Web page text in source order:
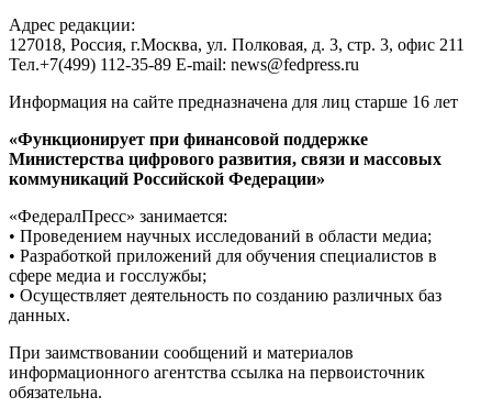
Адрес редакции:
127018, Россия, г.Москва, ул. Полковая, д. 3, стр. 3, офис 211
Тел.+7(499) 112-35-89 E-mail: news@fedpress.ru
Информация на сайте предназначена для лиц старше 16 лет
«Функционирует при финансовой поддержке
Министерства цифрового развития, связи и массовых
коммуникаций Российской Федерации»
«ФедералПресс» занимается:
• Проведением научных исследований в области медиа;
• Разработкой приложений для обучения специалистов в
сфере медиа и госслужбы;
• Осуществляет деятельность по созданию различных баз
данных.
При заимствовании сообщений и материалов
информационного агентства ссылка на первоисточник
обязательна.